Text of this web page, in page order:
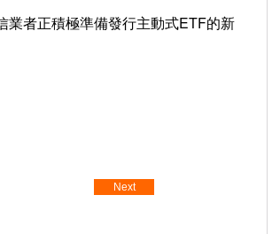
者正積極準備發行主動式ETF的新
Next